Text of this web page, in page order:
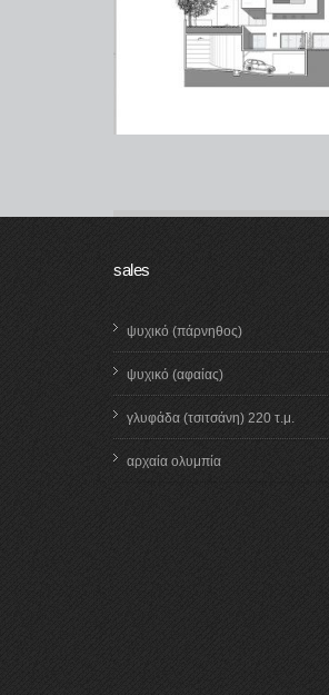
sales
ψυχικό (πάρνηθος)
ψυχικό (αφαίας)
γλυφάδα (τσιτσάνη) 220 τ.μ.
αρχαία ολυμπία